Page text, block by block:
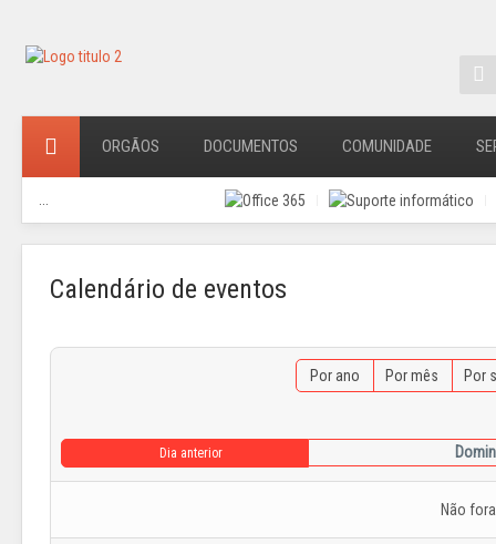
ORGÃOS DOCUMENTOS COMUNIDADE
Calendário de eventos
Por ano Por mês Por
Dia anterior
Não